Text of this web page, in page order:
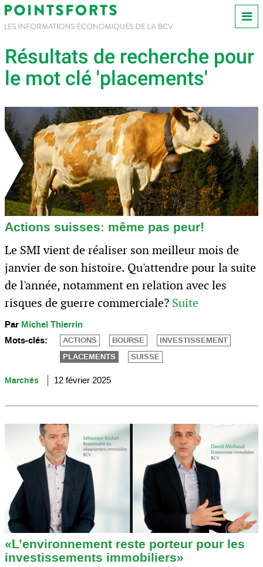
Résultats de recherche pour
le mot clé 'placements'
Actions suisses: même pas peur!
Le SMI vient de réaliser son meilleur mois de
janvier de son histoire. Qu'attendre pour la suite
de l'année, notamment en relation avec les
risques de guerre commerciale? Suite
Par Michel Thierrin
Mots-clés:
ACTIONS BOURSE
INVESTISSEMENT
PLACEMENTS
SUISSE
Marchés 12 février 2025
«L’environnement reste porteur pour les
investissements immobiliers»